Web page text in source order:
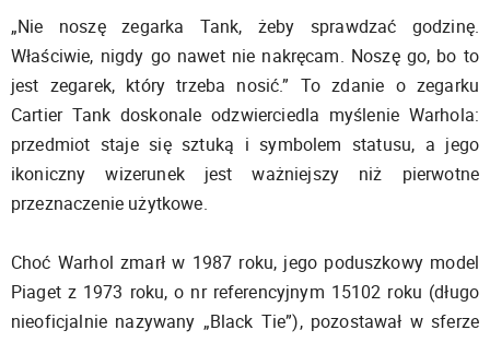
„Nie noszę zegarka Tank, żeby sprawdzać godzinę.
Właściwie, nigdy go nawet nie nakręcam. Noszę go, bo to
jest zegarek, który trzeba nosić.” To zdanie o zegarku
Cartier Tank doskonale odzwierciedla myślenie Warhola:
przedmiot staje się sztuką i symbolem statusu, a jego
ikoniczny wizerunek jest ważniejszy niż pierwotne
przeznaczenie użytkowe.
Choć Warhol zmarł w 1987 roku, jego poduszkowy model
Piaget z 1973 roku, o nr referencyjnym 15102 roku (długo
nieoficjalnie nazywany „Black Tie”), pozostawał w sferze